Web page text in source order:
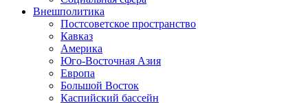
Внешполитика
Постсоветское пространство
Кавказ
Америка
Юго-Восточная Азия
Европа
Большой Восток
Каспийский бассейн